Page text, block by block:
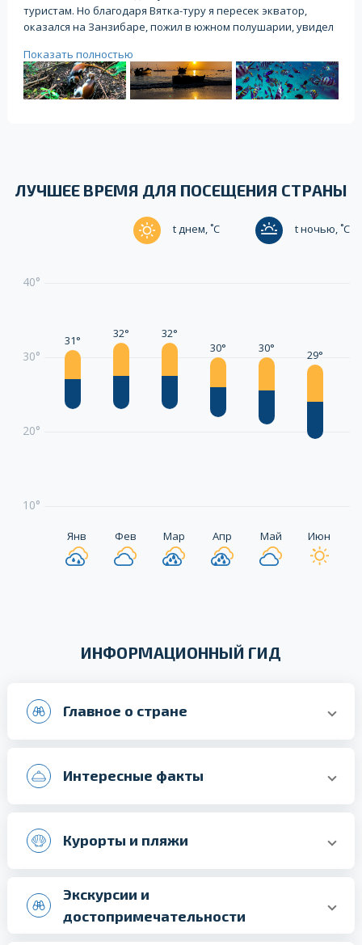
туристам. Но благодаря Вятка-туру я пересек экватор,
оказался на Занзибаре, пожил в южном полушарии, увидел
собирал морских звезд, занимался снорклингом, любовался
потрясающими закатами, ел акул, барракуд, осьминогов,
объедался фруктами за копейки и обгорел. Это мой лучший
Показать полностью
ЛУЧШЕЕ ВРЕМЯ ДЛЯ ПОСЕЩЕНИЯ СТРАНЫ
t днем, ˚C t ночью, ˚C
40°
30°
20°
10°
31°
Янв
32°
Фев
32°
Мар
30°
Апр
30°
Май
29°
Июн
ИНФОРМАЦИОННЫЙ ГИД
Главное о стране
Интересные факты
Курорты и пляжи
Экскурсии и
достопримечательности